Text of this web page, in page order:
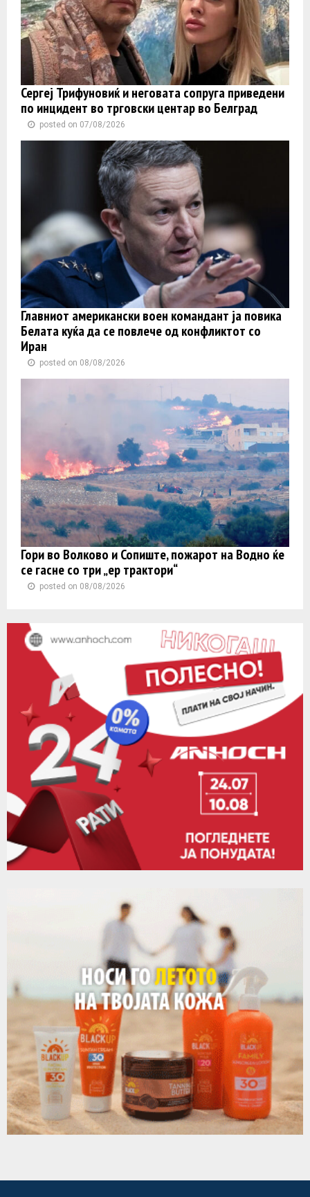
Сергеј Трифуновиќ и неговата сопруга приведени
по инцидент во трговски центар во Белград
posted on 07/08/2026
Главниот американски воен командант ја повика
Белата куќа да се повлече од конфликтот со
Иран
posted on 08/08/2026
Гори во Волково и Сопиште, пожарот на Водно ќе
се гасне со три „ер трактори“
posted on 08/08/2026